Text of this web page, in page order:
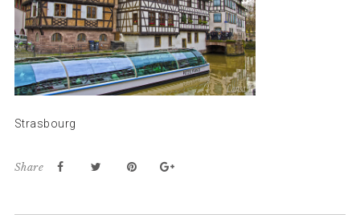
Strasbourg
Share